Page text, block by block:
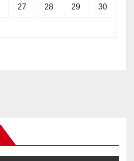
27 28 29 30